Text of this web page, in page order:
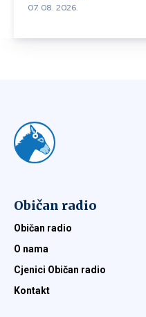
07. 08. 2026.
Običan radio
Običan radio
O nama
Cjenici Običan radio
Kontakt